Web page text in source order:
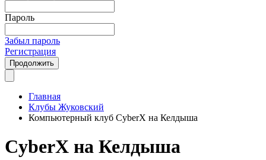
Пароль
Забыл пароль
Регистрация
Продолжить
Главная
Клубы Жуковский
Компьютерный клуб CyberX на Келдыша
CyberX на Келдыша